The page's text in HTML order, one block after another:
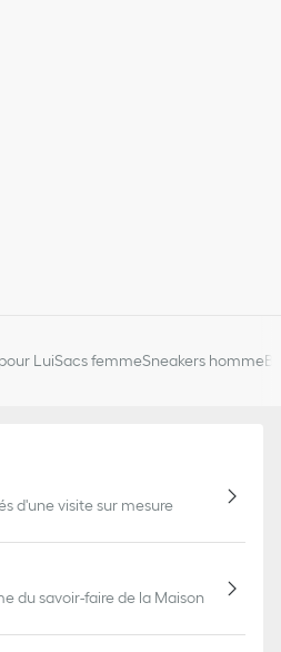
LuiSacs femmeSneakers homme
d'une visite sur mesure
du savoir-faire de la Maison